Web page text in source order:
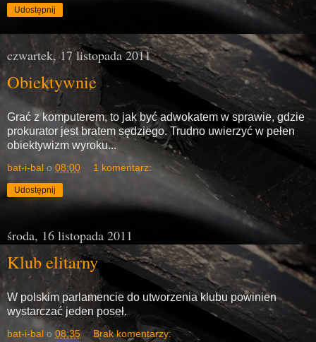
Udostępnij
czwartek, 17 listopada 2011
Obiektywnie
Grać z komputerem, to jak być adwokatem w sprawie, gdzie
prokurator jest bratem sędziego. Trudno uwierzyć w pełen
obiektywizm wyroku...
bat-i-bal o 08:00 1 komentarz:
Udostępnij
środa, 16 listopada 2011
Klub elitarny
W polskim parlamencie do utworzenia klubu powinien
wystarczać jeden poseł.
bat-i-bal o 08:35 Brak komentarzy: